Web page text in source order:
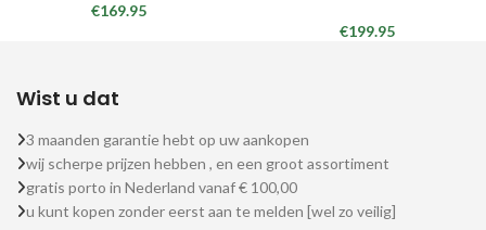
€169.95
€199.95
Wist u dat
3 maanden garantie hebt op uw aankopen
wij scherpe prijzen hebben , en een groot assortiment
gratis porto in Nederland vanaf € 100,00
u kunt kopen zonder eerst aan te melden [wel zo veilig]